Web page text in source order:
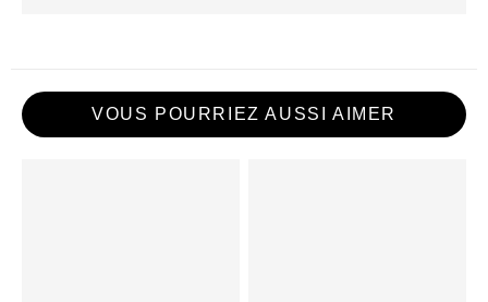
VOUS POURRIEZ AUSSI AIMER